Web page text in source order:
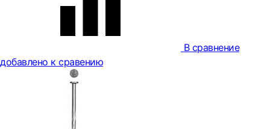
В сравнение
добавлено к сравению